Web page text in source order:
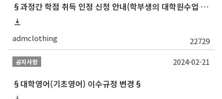
§과정간 학점 취득 인정 신청 안내(학부생의 대학원수업 수강 허가 및 학부학점 인정)§
admclothing 22729
공지사항
§대학영어(기초영어) 이수규정 변경§
2024-02-21